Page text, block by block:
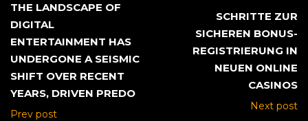
THE LANDSCAPE OF
DIGITAL
ENTERTAINMENT HAS
UNDERGONE A SEISMIC
SHIFT OVER RECENT
YEARS, DRIVEN PREDO
Prev post
SCHRITTE ZUR
SICHEREN BONUS-
REGISTRIERUNG IN
NEUEN ONLINE
CASINOS
Next post